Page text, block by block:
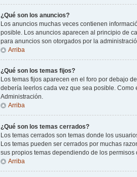
¿Qué son los anuncios?
Los anuncios muchas veces contienen
posible. Los anuncios aparecen al principio de
para anuncios son otorgados por la
Arriba
¿Qué son los temas fijos?
Los temas fijos aparecen en el foro por debajo
debería leerlos cada vez que sea posible.
Administración.
Arriba
¿Qué son los temas cerrados?
Los temas cerrados son temas donde los
Los temas pueden ser cerrados por muchas
sus propios temas dependiendo de los
Arriba